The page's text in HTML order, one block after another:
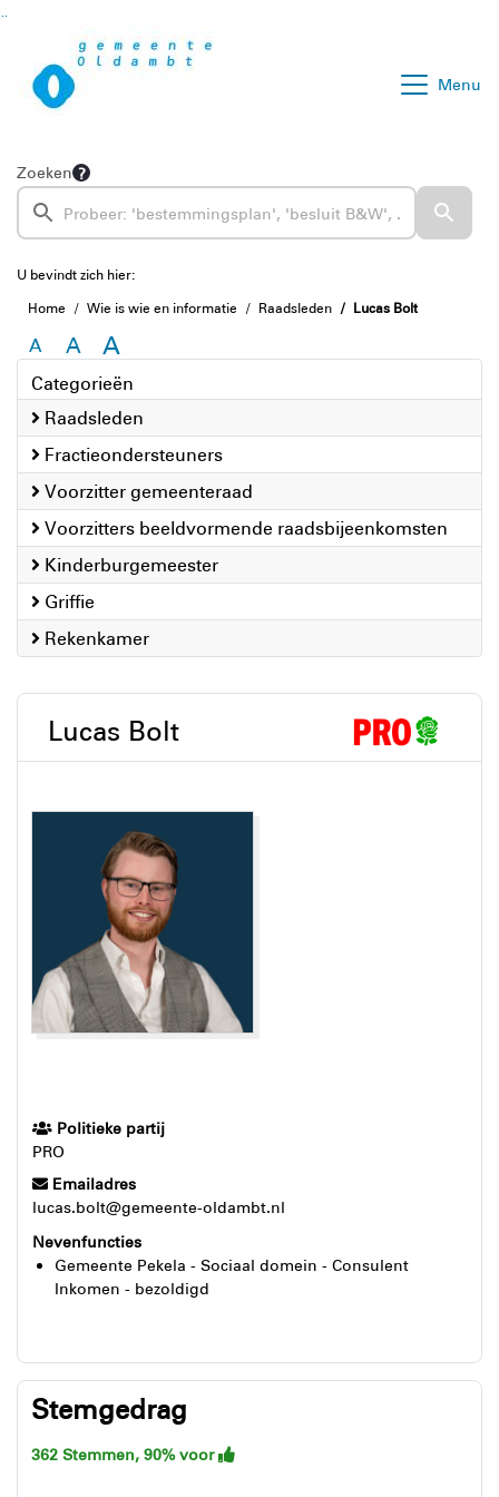
Menu
Zoeken
U bevindt zich hier:
Home
Wie is wie en informatie Raadsleden Lucas Bolt
A A A
Categorieën
Raadsleden
Fractieondersteuners
Voorzitter gemeenteraad
Voorzitters beeldvormende raadsbijeenkomsten
Kinderburgemeester
Griffie
Rekenkamer
Lucas Bolt
Politieke partij
PRO
Emailadres
lucas.bolt@gemeente-oldambt.nl
Nevenfuncties
Gemeente Pekela - Sociaal domein - Consulent
Inkomen - bezoldigd
Stemgedrag
362 Stemmen, 90% voor